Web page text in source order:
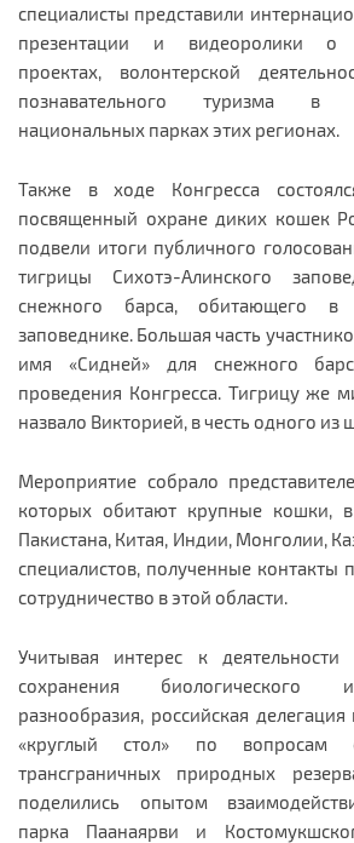
специалисты представили
презентации и видеоролики о
проектах, волонтерской
познавательного туризма в
национальных парках этих регионах.
Также в ходе Конгресса
посвященный охране диких кошек
подвели итоги публичного
тигрицы Сихотэ-Алинского
снежного барса, обитающего в
заповеднике. Большая часть
имя «Сидней» для снежного
проведения Конгресса. Тигрицу же
назвало Викторией, в честь одного из
Мероприятие собрало
которых обитают крупные кошки,
Пакистана, Китая, Индии, Монголии,
специалистов, полученные контакты
сотрудничество в этой области.
Учитывая интерес к
сохранения биологического
разнообразия, российская
«круглый стол» по вопросам
трансграничных природных
поделились опытом
парка Паанаярви и